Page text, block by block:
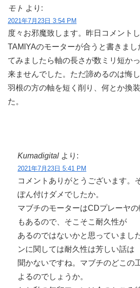
モト より:
2021年7月23日 3:54 PM
度々お邪魔致します。昨日コメントし
TAMIYAのモーターが合うと書きま
てみましたら軸の長さが数ミリ短か
来ませんでした。ただ諦めるのは悔
羽根の方の軸を短く削り、何とか換
た。
Kumadigital より:
2021年7月23日 5:41 PM
コメントありがとうございます。
ぽん付けダメでしたか。
マブチのモーターはCDプレーヤ
もあるので、そこそこ耐久性が
あるのではないかと思っていまし
ンに関しては耐久性は芳しい話は
聞かないですね。マブチのどこの
よるのでしょうか。